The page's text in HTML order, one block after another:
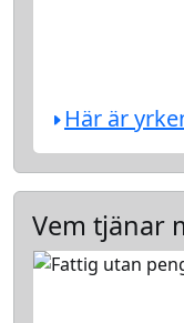
Här är
Vem tjänar